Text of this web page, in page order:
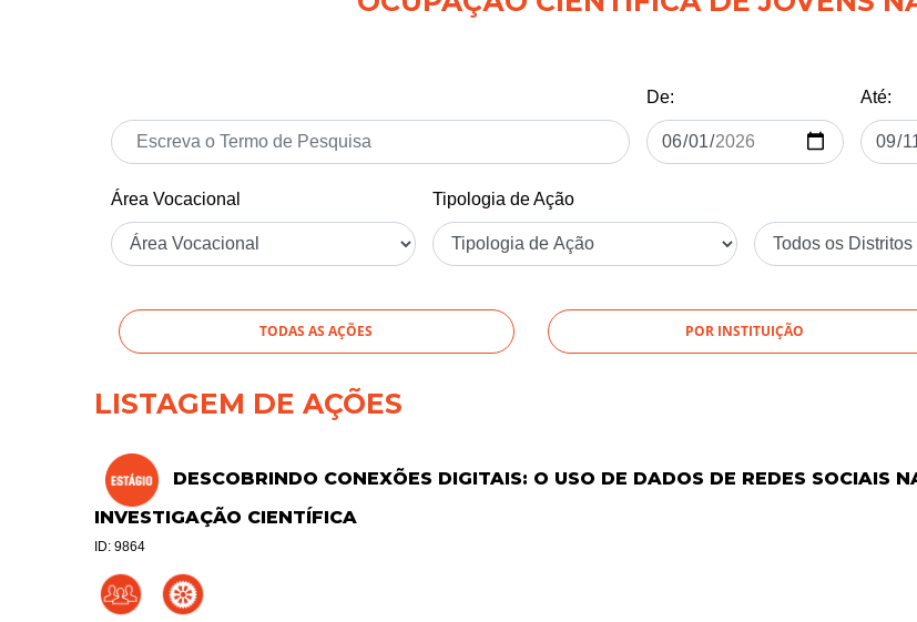
De: Até:
Área Vocacional Tipologia de Ação
TODAS AS AÇÕES POR INSTITUIÇÃO
LISTAGEM DE AÇÕES
DESCOBRINDO CONEXÕES DIGITAIS: O USO DE DADOS DE REDES SOCIAIS
INVESTIGAÇÃO CIENTÍFICA
ID: 9864